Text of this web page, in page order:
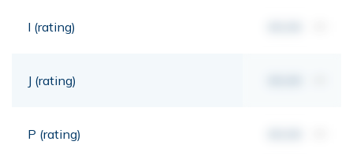
I (rating)
J (rating)
P (rating)